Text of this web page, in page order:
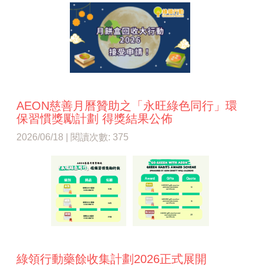
AEON慈善月曆贊助之「永旺綠色同行」環
保習慣獎勵計劃 得獎結果公佈
2026/06/18 | 閱讀次數: 375
綠領行動藥餘收集計劃2026正式展開